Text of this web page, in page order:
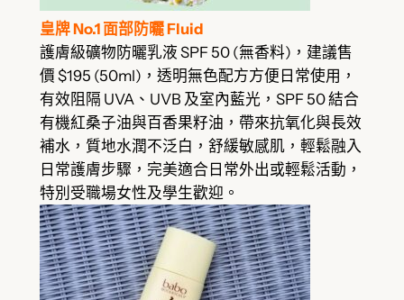
皇牌 No.1 面部防曬 Fluid
護膚級礦物防曬乳液 SPF 50 (無香料)，建議售
價 $195 (50ml)，透明無色配方方便日常使用，
有效阻隔 UVA、UVB 及室內藍光，SPF 50 結合
有機紅桑子油與百香果籽油，帶來抗氧化與長效
補水，質地水潤不泛白，舒緩敏感肌，輕鬆融入
日常護膚步驟，完美適合日常外出或輕鬆活動，
特別受職場女性及學生歡迎。